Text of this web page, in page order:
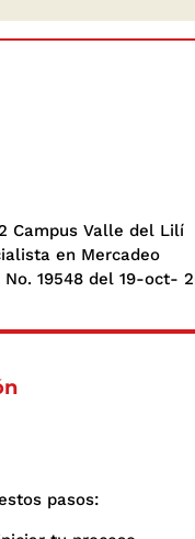
Campus Valle del Lilí
en Mercadeo
No. 19548 del 19-oct-
pasos: